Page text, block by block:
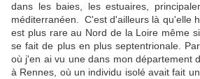
dans les baies, les estuaires,
méditerranéen. C'est d'ailleurs là qu'elle
est plus rare au Nord de la Loire même
se fait de plus en plus septentrionale.
où j'en ai vu une dans mon département
à Rennes, où un individu isolé avait fait